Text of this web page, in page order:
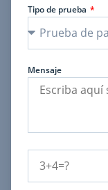
Tipo de prueba
Mensaje